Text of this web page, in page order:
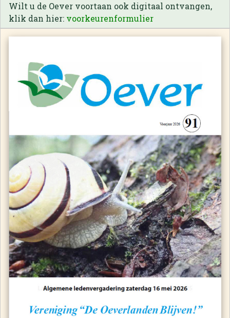
Wilt u de Oever voortaan ook digitaal ontvangen,
klik dan hier: voorkeurenformulier